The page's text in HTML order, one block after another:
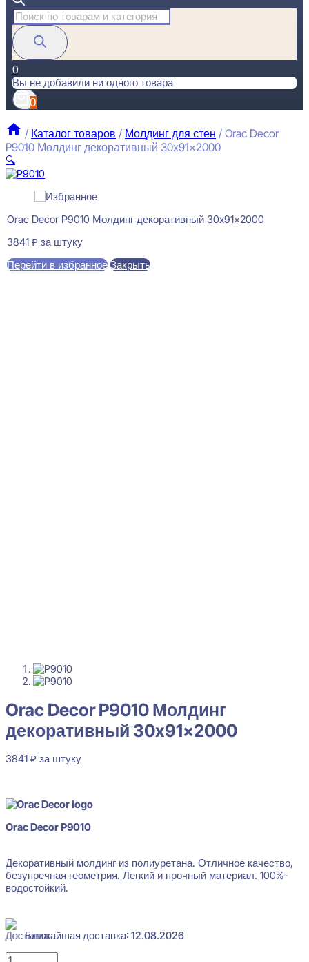
Поиск
товаров
0
Вы не добавили ни одного товара
0
/ Каталог товаров / Молдинг для стен / Orac Decor
P9010 Молдинг декоративный 30x91x2000
🔍
Orac Decor P9010 Молдинг декоративный 30x91x2000
3841 ₽ за штуку
Перейти в избранное Закрыть
Orac Decor P9010 Молдинг
декоративный 30x91x2000
3841 ₽ за штуку
Orac Decor P9010
Декоративный молдинг из полиуретана. Отличное качество,
безупречная геометрия. Легкий и прочный материал. 100%-
водостойкий.
Ближайшая доставка: 12.08.2026
Количество